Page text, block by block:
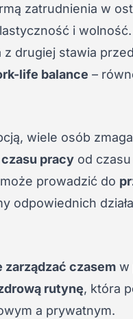
zatrudnienia w
i
z drugiej stawia
life balance –
wiele osób
pracy od
może prowadzić do
odpowiednich
czasem w
rutynę, która
a prywatnym.